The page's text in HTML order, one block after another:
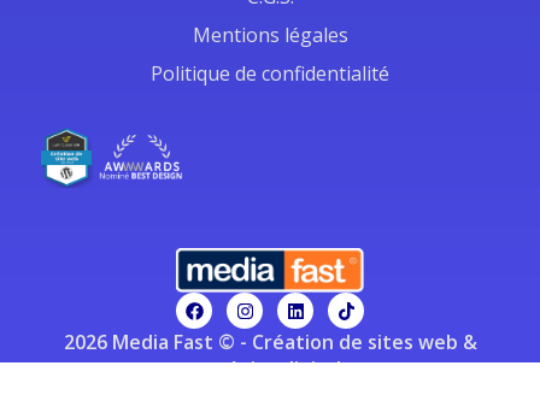
Contact
Mentions légales
Politique de confidentialité
2026 Media Fast © - Création de sites web &
stratégies digitales